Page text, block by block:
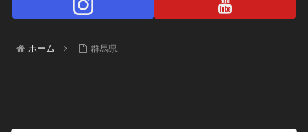
ホーム 群馬県